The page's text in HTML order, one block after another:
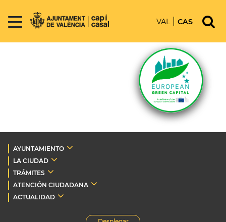
VAL CAS
AYUNTAMIENTO
LA CIUDAD
TRÁMITES
ATENCIÓN CIUDADANA
ACTUALIDAD